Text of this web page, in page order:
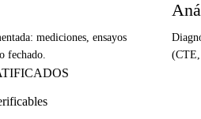
mediciones, ensayos
fechado.